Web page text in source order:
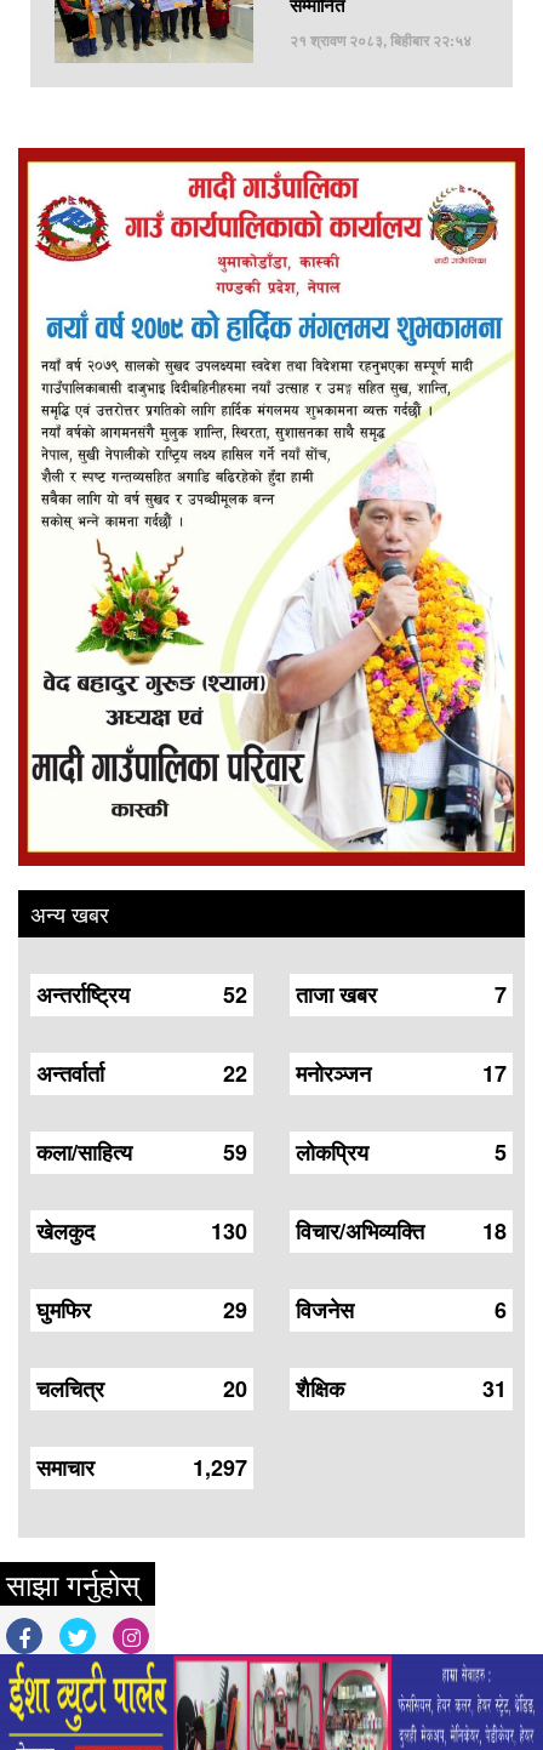
सम्मानित
२१ श्रावण २०८३, बिहीबार २२:५४
अन्य खबर
52
अन्तर्राष्ट्रिय
22
अन्तर्वार्ता
59
कला/साहित्य
130
खेलकुद
29
घुमफिर
20
चलचित्र
7
ताजा खबर
17
मनोरञ्जन
5
लोकप्रिय
18
विचार/अभिव्यक्ति
6
विजनेस
31
शैक्षिक
1,297
समाचार
साझा गर्नुहोस्